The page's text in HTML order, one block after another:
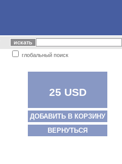
глобальный поиск
25 USD
ДОБАВИТЬ В КОРЗИНУ
ВЕРНУТЬСЯ